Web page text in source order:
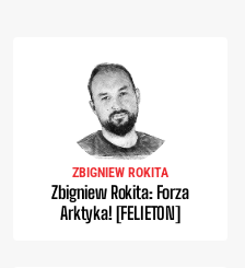
ZBIGNIEW ROKITA
Zbigniew Rokita: Forza
Arktyka! [FELIETON]